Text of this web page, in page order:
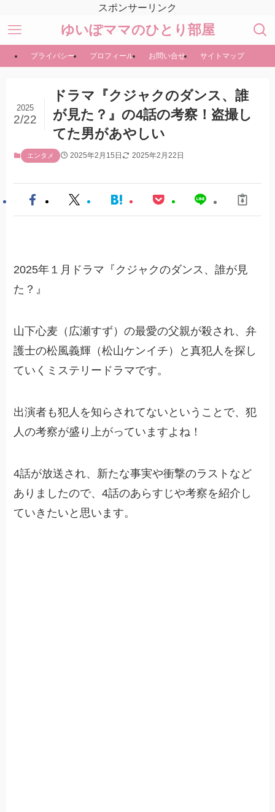
スポンサーリンク
ゆいぽママのひとり部屋
プライバシー プロフィール お問い合せ サイトマップ
ドラマ『クジャクのダンス、誰
が見た？』の4話の考察！盗撮し
てた男があやしい
2025
2/22
エンタメ 2025年2月15日 2025年2月22日
2025年１月ドラマ『クジャクのダンス、誰が見
た？』
山下心麦（広瀬すず）の最愛の父親が殺され、弁
護士の松風義輝（松山ケンイチ）と真犯人を探し
ていくミステリードラマです。
出演者も犯人を知らされてないということで、犯
人の考察が盛り上がっていますよね！
4話が放送され、新たな事実や衝撃のラストなど
ありましたので、4話のあらすじや考察を紹介し
ていきたいと思います。